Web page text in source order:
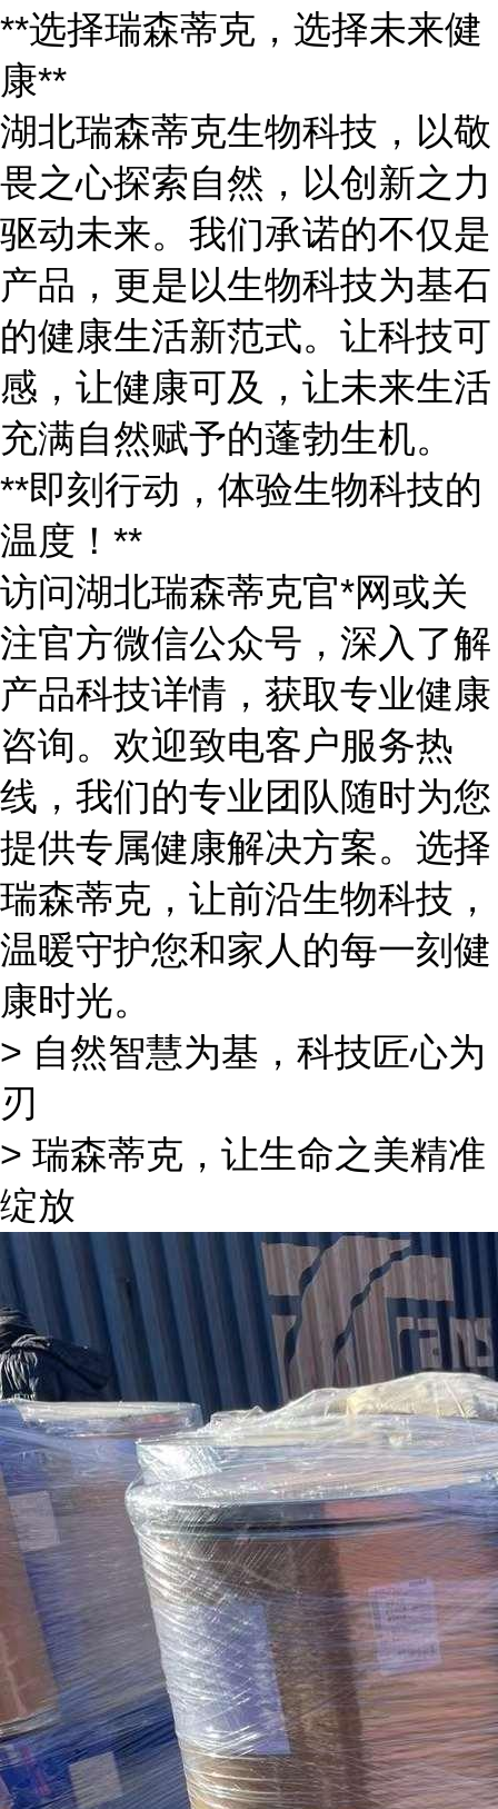
**选择瑞森蒂克，选择未来健
康**
湖北瑞森蒂克生物科技，以敬
畏之心探索自然，以创新之力
驱动未来。我们承诺的不仅是
产品，更是以生物科技为基石
的健康生活新范式。让科技可
感，让健康可及，让未来生活
充满自然赋予的蓬勃生机。
**即刻行动，体验生物科技的
温度！**
访问湖北瑞森蒂克官*网或关
注官方微信公众号，深入了解
产品科技详情，获取专业健康
咨询。欢迎致电客户服务热
线，我们的专业团队随时为您
提供专属健康解决方案。选择
瑞森蒂克，让前沿生物科技，
温暖守护您和家人的每一刻健
康时光。
> 自然智慧为基，科技匠心为
刃
> 瑞森蒂克，让生命之美精准
绽放